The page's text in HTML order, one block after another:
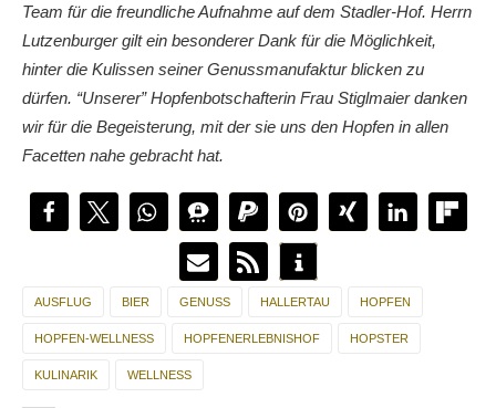
Kinder jeden Alters gern gesehene Gäste.
Team für die freundliche Aufnahme auf dem Stadler-Hof. Herrn
Lutzenburger gilt ein besonderer Dank für die Möglichkeit,
hinter die Kulissen seiner Genussmanufaktur blicken zu
dürfen. “Unserer” Hopfenbotschafterin Frau Stiglmaier danken
wir für die Begeisterung, mit der sie uns den Hopfen in allen
Facetten nahe gebracht hat.
AUSFLUG BIER GENUSS HALLERTAU HOPFEN
HOPFEN-WELLNESS HOPFENERLEBNISHOF HOPSTER
KULINARIK WELLNESS